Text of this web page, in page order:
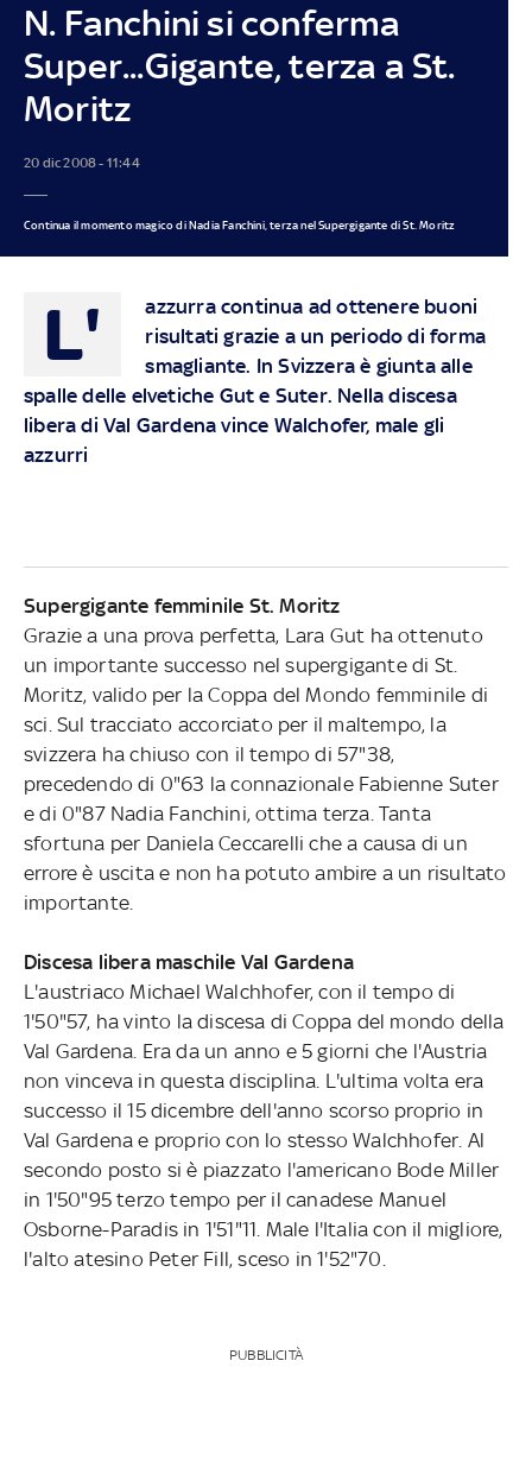
N. Fanchini si conferma
Super...Gigante, terza a St.
Moritz
20 dic 2008 - 11:44
Continua il momento magico di Nadia Fanchini, terza nel Supergigante di St. Moritz
L'
azzurra continua ad ottenere buoni
risultati grazie a un periodo di forma
smagliante. In Svizzera è giunta alle
spalle delle elvetiche Gut e Suter. Nella discesa
libera di Val Gardena vince Walchofer, male gli
azzurri
Supergigante femminile St. Moritz
Grazie a una prova perfetta, Lara Gut ha ottenuto
un importante successo nel supergigante di St.
Moritz, valido per la Coppa del Mondo femminile di
sci. Sul tracciato accorciato per il maltempo, la
svizzera ha chiuso con il tempo di 57"38,
precedendo di 0"63 la connazionale Fabienne Suter
e di 0"87 Nadia Fanchini, ottima terza. Tanta
sfortuna per Daniela Ceccarelli che a causa di un
errore è uscita e non ha potuto ambire a un risultato
importante.
Discesa libera maschile Val Gardena
L'austriaco Michael Walchhofer, con il tempo di
1'50"57, ha vinto la discesa di Coppa del mondo della
Val Gardena. Era da un anno e 5 giorni che l'Austria
non vinceva in questa disciplina. L'ultima volta era
successo il 15 dicembre dell'anno scorso proprio in
Val Gardena e proprio con lo stesso Walchhofer. Al
secondo posto si è piazzato l'americano Bode Miller
in 1'50"95 terzo tempo per il canadese Manuel
Osborne-Paradis in 1'51"11. Male l'Italia con il migliore,
l'alto atesino Peter Fill, sceso in 1'52"70.
PUBBLICITÀ